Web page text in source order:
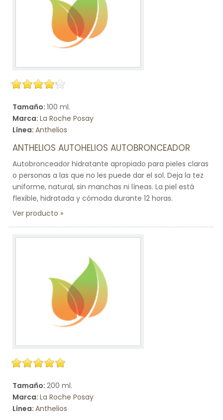
Tamaño: 100 ml.
Marca: La Roche Posay
Línea: Anthelios
ANTHELIOS AUTOHELIOS AUTOBRONCEADOR
Autobronceador hidratante apropiado para pieles claras
o personas a las que no les puede dar el sol. Deja la tez
uniforme, natural, sin manchas ni líneas. La piel está
flexible, hidratada y cómoda durante 12 horas.
Ver producto
Tamaño: 200 ml.
Marca: La Roche Posay
Línea: Anthelios